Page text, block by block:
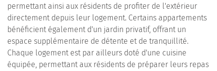
permettant ainsi aux résidents de profiter de l'extérieur
directement depuis leur logement. Certains appartements
bénéficient également d'un jardin privatif, offrant un
espace supplémentaire de détente et de tranquillité.
Chaque logement est par ailleurs doté d'une cuisine
équipée, permettant aux résidents de préparer leurs repas